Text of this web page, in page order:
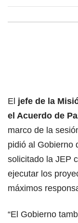
El jefe de la
el Acuerdo de
marco de la
pidió al Gobierno
solicitado la JEP
ejecutar los
máximos
“El Gobierno